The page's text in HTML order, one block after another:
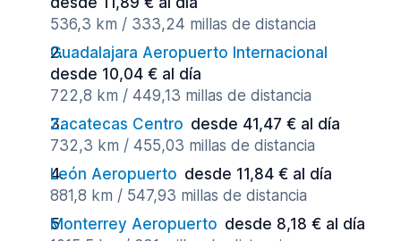
536,3 km / 333,24 millas de distancia
Guadalajara Aeropuerto Internacional
desde 10,04 € al día
722,8 km / 449,13 millas de distancia
Zacatecas Centro desde 41,47 € al día
732,3 km / 455,03 millas de distancia
León Aeropuerto desde 11,84 € al día
881,8 km / 547,93 millas de distancia
Monterrey Aeropuerto desde 8,18 € al día